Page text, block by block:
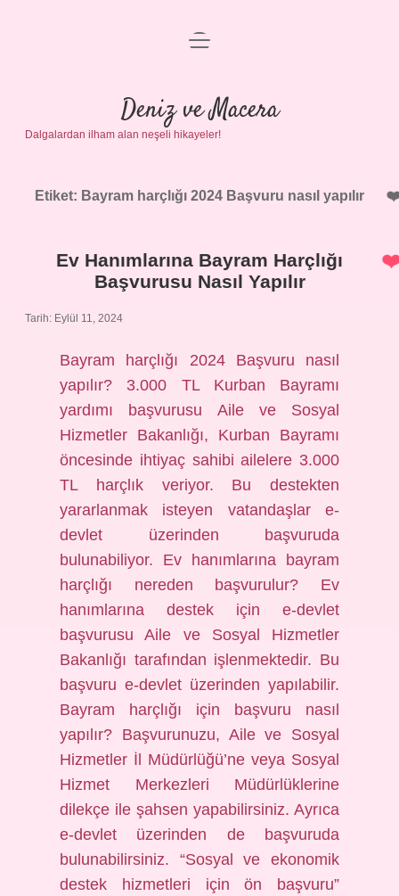
Anasayfa
Gizlilik Politikası
Yasal Uyarı
menüyü
Deniz ve Macera
Dalgalardan ilham alan neşeli hikayeler!
Etiket: Bayram harçlığı 2024 Başvuru nasıl yapılır
Ev Hanımlarına Bayram Harçlığı
Başvurusu Nasıl Yapılır
Tarih: Eylül 11, 2024
Bayram harçlığı 2024 Başvuru nasıl
yapılır? 3.000 TL Kurban Bayramı
yardımı başvurusu Aile ve Sosyal
Hizmetler Bakanlığı, Kurban Bayramı
öncesinde ihtiyaç sahibi ailelere 3.000
TL harçlık veriyor. Bu destekten
yararlanmak isteyen vatandaşlar e-
devlet üzerinden başvuruda
bulunabiliyor. Ev hanımlarına bayram
harçlığı nereden başvurulur? Ev
hanımlarına destek için e-devlet
başvurusu Aile ve Sosyal Hizmetler
Bakanlığı tarafından işlenmektedir. Bu
başvuru e-devlet üzerinden yapılabilir.
Bayram harçlığı için başvuru nasıl
yapılır? Başvurunuzu, Aile ve Sosyal
Hizmetler İl Müdürlüğü’ne veya Sosyal
Hizmet Merkezleri Müdürlüklerine
dilekçe ile şahsen yapabilirsiniz. Ayrıca
e-devlet üzerinden de başvuruda
bulunabilirsiniz. “Sosyal ve ekonomik
destek hizmetleri için ön başvuru”